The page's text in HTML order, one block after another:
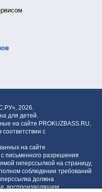
2026.
для детей.
на сайте PROKUZBASS.RU,
с
на сайте
с письменного разрешения
гиперссылкой на страницу,
соблюдении требований
должна
воспроизводящем